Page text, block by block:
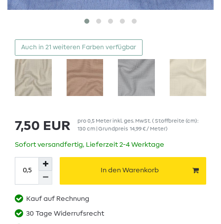
Auch in 21 weiteren Farben verfügbar
7,50 EUR pro0,5 Meterinkl. ges. MwSt. ( Stoffbreite (cm):
130 cm | Grundpreis 14,99 € / Meter)
Sofort versandfertig, Lieferzeit 2-4 Werktage
In den Warenkorb
Kauf auf Rechnung
30 Tage Widerrufsrecht